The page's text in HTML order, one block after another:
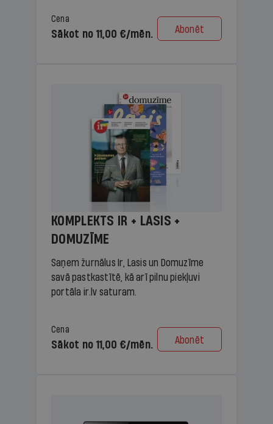
Cena
Sākot no 11,00 €/mēn. Abonēt
KOMPLEKTS IR + LASIS +
DOMUZĪME
Saņem žurnālus Ir, Lasis un Domuzīme
savā pastkastītē, kā arī pilnu piekļuvi
portāla ir.lv saturam.
Cena
Sākot no 11,00 €/mēn. Abonēt